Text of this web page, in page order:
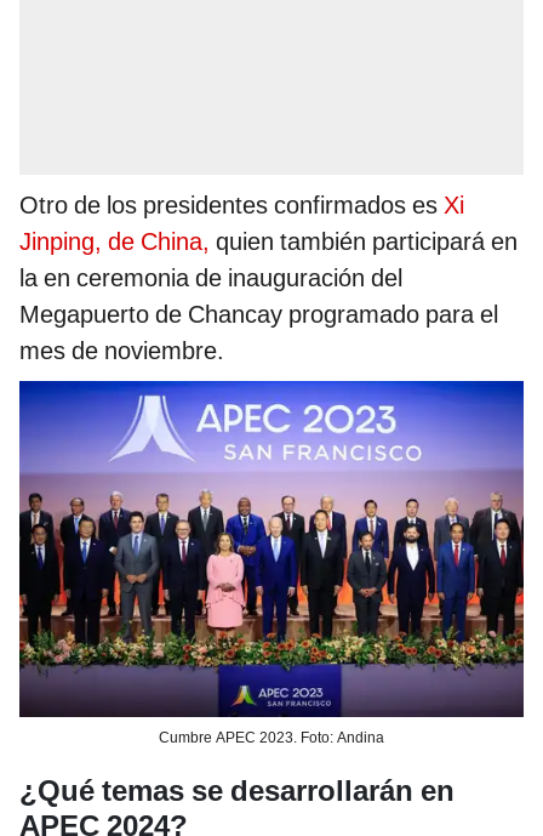
Otro de los presidentes confirmados es Xi
Jinping, de China, quien también participará en
la en ceremonia de inauguración del
Megapuerto de Chancay programado para el
mes de noviembre.
Cumbre APEC 2023. Foto: Andina
¿Qué temas se desarrollarán en
APEC 2024?